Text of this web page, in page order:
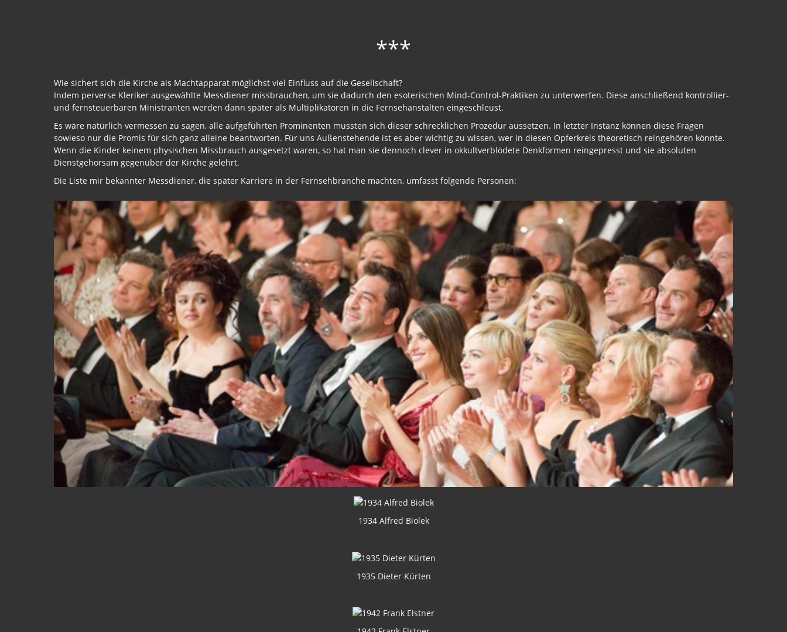
***
Wie sichert sich die Kirche als Machtapparat möglichst viel Einfluss auf die Gesellschaft?
Indem perverse Kleriker ausgewählte Messdiener missbrauchen, um sie dadurch den esoterischen Mind-Control-Praktiken zu unterwerfen. Diese anschließend kontrollier-
und fernsteuerbaren Ministranten werden dann später als Multiplikatoren in die Fernsehanstalten eingeschleust.
Es wäre natürlich vermessen zu sagen, alle aufgeführten Prominenten mussten sich dieser schrecklichen Prozedur aussetzen. In letzter Instanz können diese Fragen
sowieso nur die Promis für sich ganz alleine beantworten. Für uns Außenstehende ist es aber wichtig zu wissen, wer in diesen Opferkreis theoretisch reingehören könnte.
Wenn die Kinder keinem physischen Missbrauch ausgesetzt waren, so hat man sie dennoch clever in okkultverblödete Denkformen reingepresst und sie absoluten
Dienstgehorsam gegenüber der Kirche gelehrt.
Die Liste mir bekannter Messdiener, die später Karriere in der Fernsehbranche machten, umfasst folgende Personen:
1934 Alfred Biolek
1935 Dieter Kürten